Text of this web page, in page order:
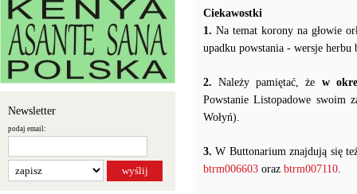
Newsletter
podaj email:
Ciekawostki
1. Na temat korony na głowie
upadku powstania - wersje herbu
2. Należy pamiętać, że w
Powstanie Listopadowe swoim
Wołyń).
3. W Buttonarium znajdują się
btrm006603 oraz btrm007110.